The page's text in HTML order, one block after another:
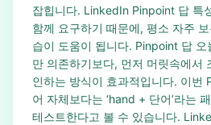
잡힙니다. LinkedIn Pinpoint 답 특
함께 요구하기 때문에, 평소 자주
습이 도움이 됩니다. Pinpoint 답 오
만 의존하기보다, 먼저 머릿속에서
인하는 방식이 효과적입니다. 이번
어 자체보다는 ‘hand + 단어’라는
테스트한다고 볼 수 있습니다.